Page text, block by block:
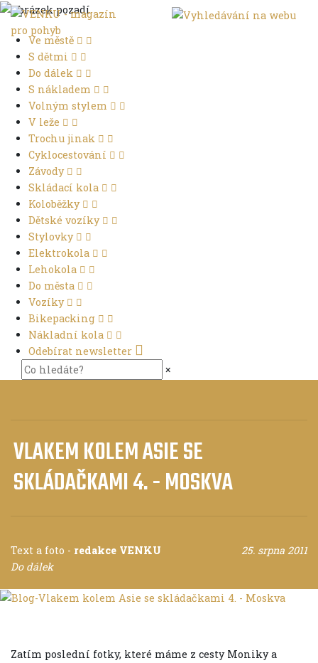
Ve městě
S dětmi
Do dálek
S nákladem
Volným stylem
V leže
Trochu jinak
Cyklocestování
Závody
Skládací kola
Koloběžky
Dětské vozíky
Stylovky
Elektrokola
Lehokola
Do města
Vozíky
Bikepacking
Nákladní kola
Odebírat newsletter
×
VLAKEM KOLEM ASIE SE
SKLÁDAČKAMI 4. - MOSKVA
Text a foto - redakce VENKU
25. srpna 2011
Do dálek
Zatím poslední fotky, které máme z cesty Moniky a